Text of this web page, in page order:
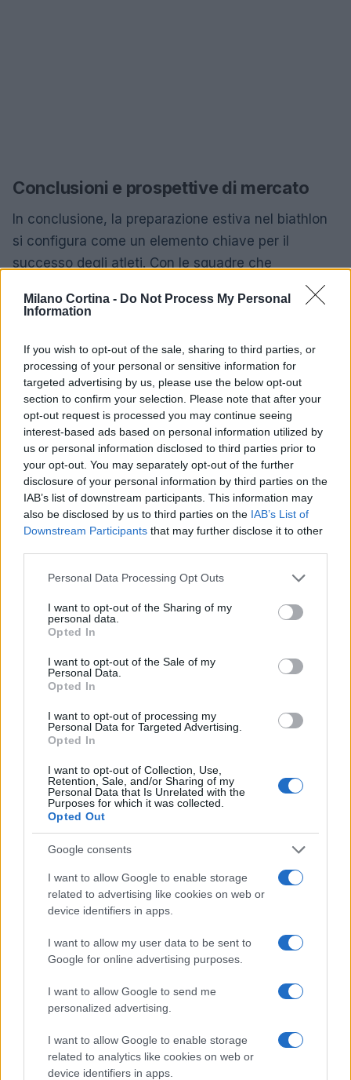
Milano Cortina - Do Not Process My Personal
Information
If you wish to opt-out of the sale, sharing to third parties, or
processing of your personal or sensitive information for
targeted advertising by us, please use the below opt-out
section to confirm your selection. Please note that after your
opt-out request is processed you may continue seeing
interest-based ads based on personal information utilized by
us or personal information disclosed to third parties prior to
your opt-out. You may separately opt-out of the further
disclosure of your personal information by third parties on the
IAB’s list of downstream participants. This information may
also be disclosed by us to third parties on the IAB’s List of
Downstream Participants that may further disclose it to other
Please note that this website/app uses one or more Google
not limited to your visit or usage behaviour. You may click to
grant or deny consent to Google and its third-party tags to
use your data for below specified purposes in below Google
consent section.
Personal Data Processing Opt Outs
I want to opt-out of the Sharing of my
personal data.
Opted In
I want to opt-out of the Sale of my
Personal Data.
Opted In
I want to opt-out of processing my
Personal Data for Targeted Advertising.
Opted In
I want to opt-out of Collection, Use,
Retention, Sale, and/or Sharing of my
Personal Data that Is Unrelated with the
Purposes for which it was collected.
Opted Out
Google consents
I want to allow Google to enable storage
related to advertising like cookies on web or
device identifiers in apps.
I want to allow my user data to be sent to
Google for online advertising purposes.
I want to allow Google to send me
personalized advertising.
I want to allow Google to enable storage
related to analytics like cookies on web or
device identifiers in apps.
Conclusioni e prospettive di mercato
In conclusione, la preparazione estiva nel biathlon
si configura come un elemento chiave per il
successo degli atleti. Con le squadre che
continuano a scegliere location alpine per i loro
raduni, è evidente come la strategia di allenamento
performance nelle competizioni. Le prospettive di
mercato per il biathlon sono in crescita, con un
aumento dell’interesse da parte dei media e degli
sponsor, che potrebbero portare a investimenti
futuri significativi nel settore. Tuttavia, sarà
fondamentale monitorare come le nuove
regolamentazioni e le sfide tecnologiche si
evolveranno nel tempo, influenzando il panorama
competitivo di questo sport affascinante. E tu, sei
biathlon?
AUTORE
Continua a leggere